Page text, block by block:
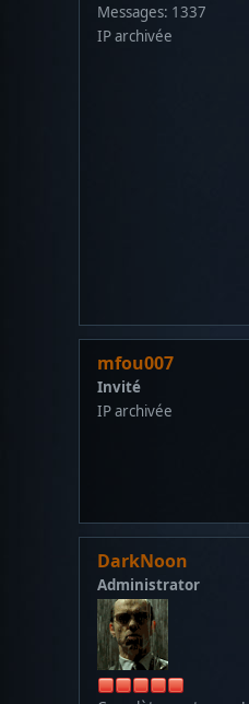
Messages: 1337
IP archivée
mfou007
Invité
IP archivée
DarkNoon
Administrator